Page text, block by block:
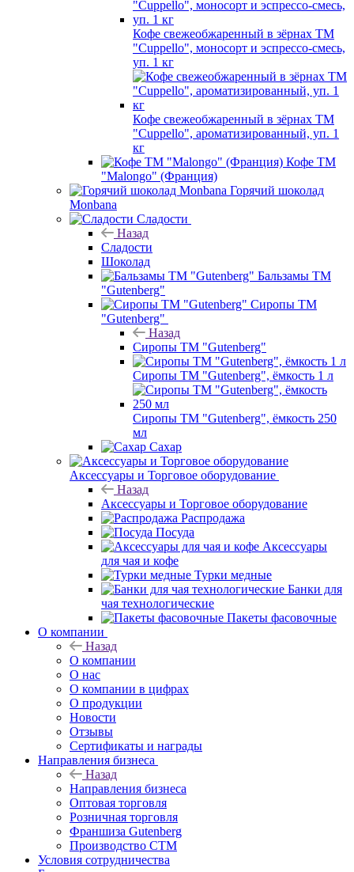
Кофе свежеобжаренный в зёрнах ТМ
"Cuppello", моносорт и эспрессо-смесь,
уп. 1 кг
Кофе свежеобжаренный в зёрнах ТМ
"Cuppello", ароматизированный, уп. 1
кг
Кофе ТМ
"Malongo" (Франция)
Горячий шоколад
Monbana
Сладости
Назад
Сладости
Шоколад
Бальзамы ТМ
"Gutenberg"
Сиропы ТМ
"Gutenberg"
Назад
Сиропы ТМ "Gutenberg"
Сиропы ТМ "Gutenberg", ёмкость 1 л
Сиропы ТМ "Gutenberg", ёмкость 250
мл
Сахар
Аксессуары и Торговое оборудование
Назад
Аксессуары и Торговое оборудование
Распродажа
Посуда
Аксессуары
для чая и кофе
Турки медные
Банки для
чая технологические
Пакеты фасовочные
О компании
Назад
О компании
О нас
О компании в цифрах
О продукции
Новости
Отзывы
Сертификаты и награды
Направления бизнеса
Назад
Направления бизнеса
Оптовая торговля
Розничная торговля
Франшиза Gutenberg
Производство СТМ
Условия сотрудничества